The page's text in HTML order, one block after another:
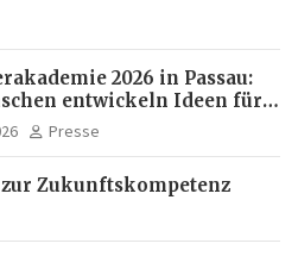
2026 in Passau:
entwickeln Ideen für
Presse
Zukunftskompetenz